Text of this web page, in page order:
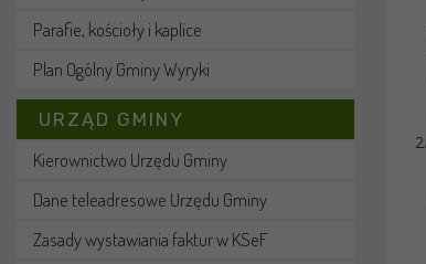
Parafie, kościoły i kaplice
Plan Ogólny Gminy Wyryki
URZĄD GMINY
Kierownictwo Urzędu Gminy
Dane teleadresowe Urzędu Gminy
Zasady wystawiania faktur w KSeF